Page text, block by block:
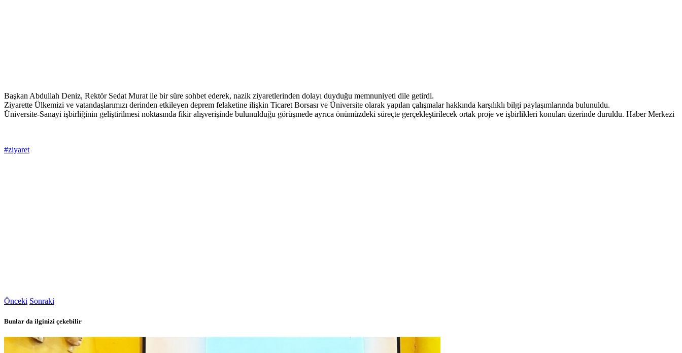
Başkan Abdullah Deniz, Rektör Sedat Murat ile bir süre sohbet ederek, nazik ziyaretlerinden dolayı duyduğu memnuniyeti dile getirdi.
Ziyarette Ülkemizi ve vatandaşlarımızı derinden etkileyen deprem felaketine ilişkin Ticaret Borsası ve Üniversite olarak yapılan çalışmalar hakkında karşılıklı bilgi paylaşımlarında bulunuldu.
Üniversite-Sanayi işbirliğinin geliştirilmesi noktasında fikir alışverişinde bulunulduğu görüşmede ayrıca önümüzdeki süreçte gerçekleştirilecek ortak proje ve işbirlikleri konuları üzerinde duruldu. Haber Merkezi
#ziyaret
Önceki Sonraki
Bunlar da ilginizi çekebilir